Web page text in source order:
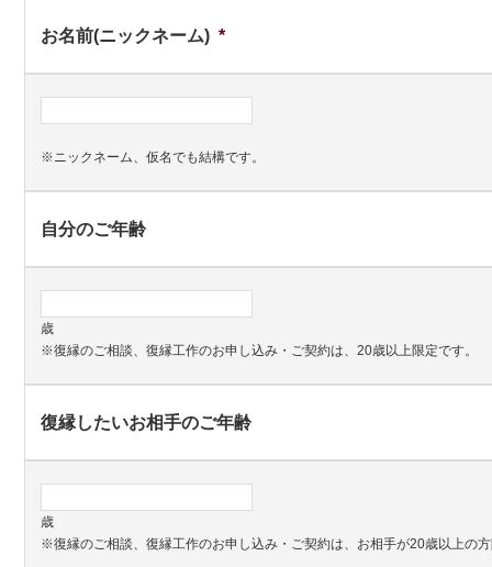
お名前(ニックネーム) *
※ニックネーム、仮名でも結構です。
自分のご年齢
歳
※復縁のご相談、復縁工作のお申し込み・ご契約は、20歳以上限定です。
復縁したいお相手のご年齢
歳
※復縁のご相談、復縁工作のお申し込み・ご契約は、お相手が20歳以上の